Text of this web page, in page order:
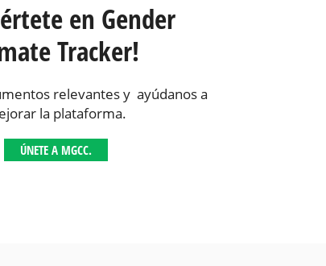
en Gender
Tracker!
relevantes y ayúdanos a
la plataforma.
ÚNETE A MGCC.